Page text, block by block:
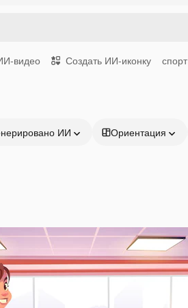
видео Создать ИИ-иконку спорт
ИИ Ориентация